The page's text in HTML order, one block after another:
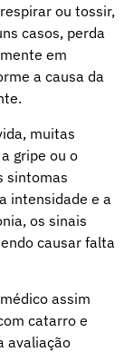
ou tossir,
casos, perda
em
a causa da
muitas
gripe ou o
sintomas
intensidade e a
os sinais
causar falta
assim
catarro e
avaliação